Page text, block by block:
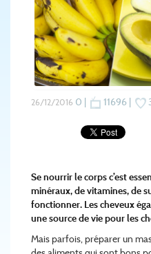
26/12/2016 0 | 11696 |
Se nourrir le corps c’est
minéraux, de vitamines, de
fonctionner. Les cheveux
une source de vie pour les
Mais parfois, préparer un